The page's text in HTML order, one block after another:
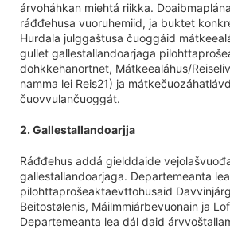
árvoháhkan miehtá riikka.
ráđđehusa vuoruhemiid, ja buktet
Hurdala julggaštusa čuoggáid
gullet gallestallandoarjaga
dohkkehanortnet, Mátkeealáhus/
namma lei Reis21) ja
čuovvulančuoggát.
2. Gallestallandoarjja
Ráđđehus addá gielddaide
gallestallandoarjaga. Departemeanta
pilohttaprošeaktaevttohusaid
Beitostølenis, Máilmmiárbevuonain ja
Departemeanta lea dál daid